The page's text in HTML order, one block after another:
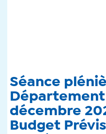
Séance
Département
décembre
Budget